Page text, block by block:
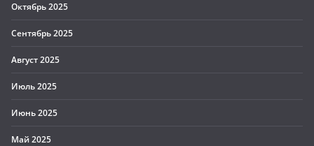
Октябрь 2025
Сентябрь 2025
Август 2025
Июль 2025
Июнь 2025
Май 2025